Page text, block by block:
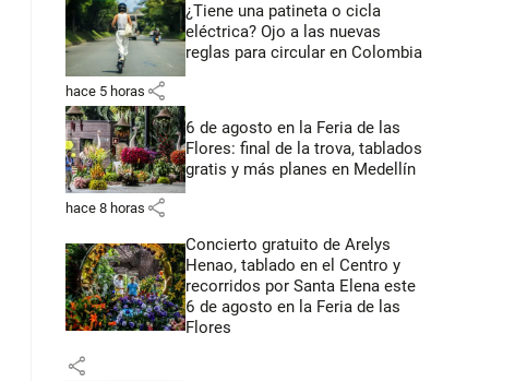
¿Tiene una patineta o cicla
eléctrica? Ojo a las nuevas
reglas para circular en Colombia
hace 5 horas share
6 de agosto en la Feria de las
Flores: final de la trova, tablados
gratis y más planes en Medellín
hace 8 horas share
Concierto gratuito de Arelys
Henao, tablado en el Centro y
recorridos por Santa Elena este
6 de agosto en la Feria de las
Flores
share